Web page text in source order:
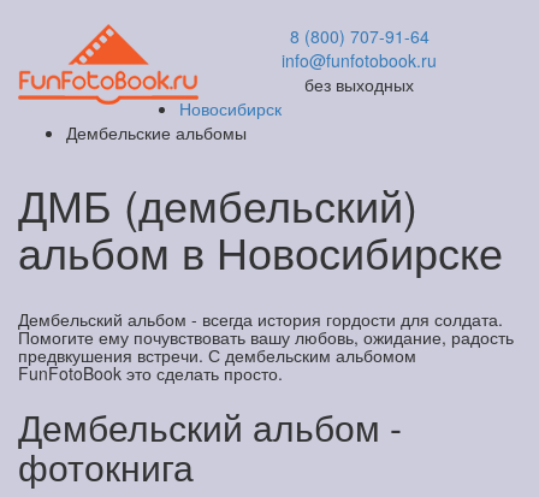
8 (800) 707-91-64
info@funfotobook.ru
без выходных
Новосибирск
Дембельские альбомы
ДМБ (дембельский)
альбом в Новосибирске
Дембельский альбом - всегда история гордости для солдата.
Помогите ему почувствовать вашу любовь, ожидание, радость
предвкушения встречи. С дембельским альбомом
FunFotoBook это сделать просто.
Дембельский альбом -
фотокнига